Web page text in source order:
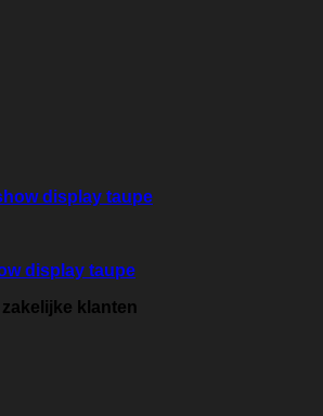
display taupe
klanten